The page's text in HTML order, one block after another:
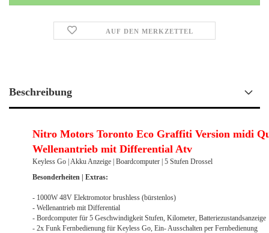
AUF DEN MERKZETTEL
Beschreibung
Nitro Motors Toronto Eco Graffiti Version midi
Wellenantrieb mit Differential Atv
Keyless Go | Akku Anzeige | Boardcomputer | 5 Stufen Drossel
Besonderheiten
| Extras:
- 1000W 48V Elektromotor brushless (bürstenlos)
- Wellenantrieb mit Differential
- Bordcomputer für 5 Geschwindigkeit Stufen, Kilometer, Batteriezustandsanzeige
- 2x Funk Fernbedienung für Keyless Go, Ein- Ausschalten per Fernbedienung